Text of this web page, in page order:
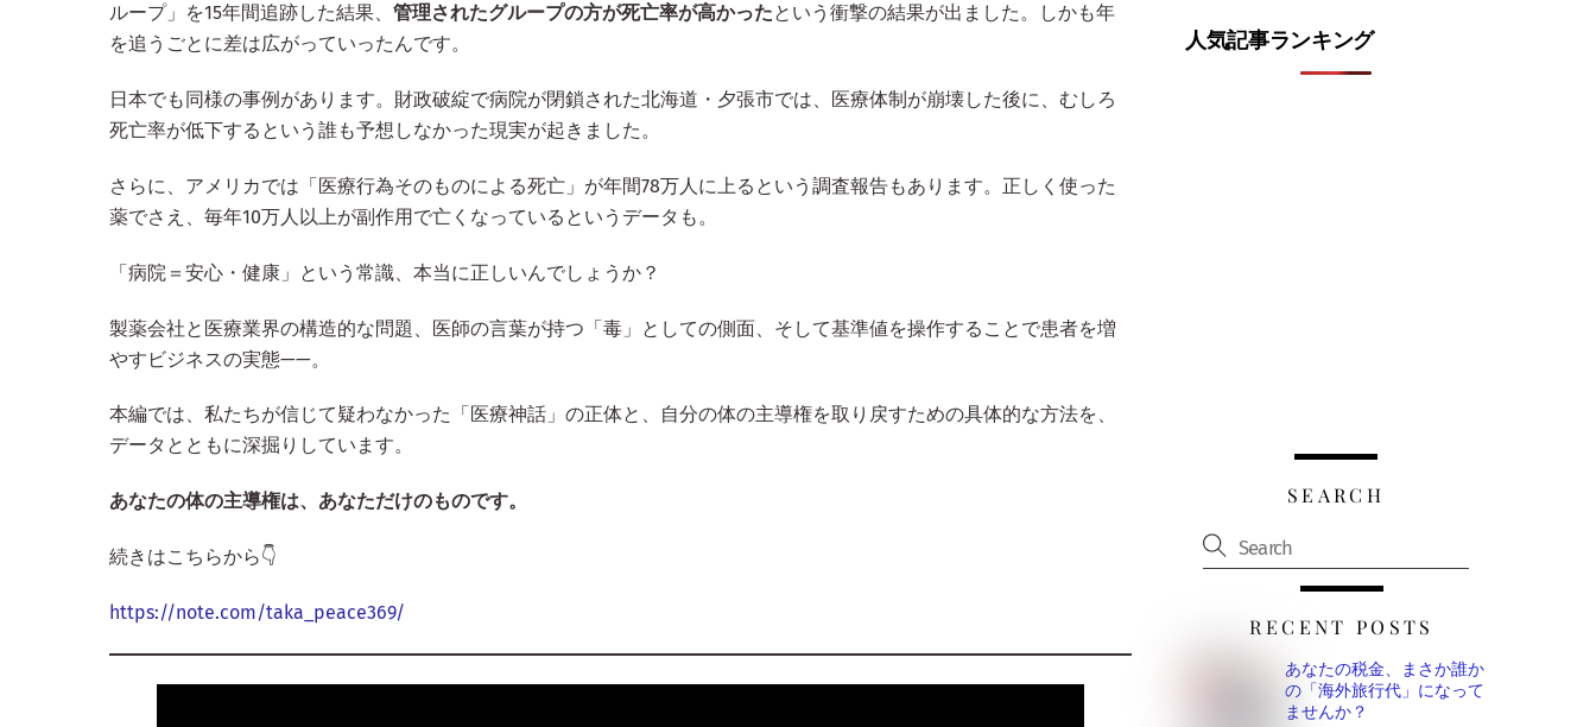
ループ」を15年間追跡した結果、 管理されたグループの方が死亡率が高かったという衝撃の結果が出ました。しかも年
を追うごとに差は広がっていったんです。
日本でも同様の事例があります。財政破綻で病院が閉鎖された北海道・夕張市では、医療体制が崩壊した後に、むしろ
死亡率が低下するという誰も予想しなかった現実が起きました。
さらに、アメリカでは「医療行為そのものによる死亡」が年間78万人に上るという調査報告もあります。正しく使った
薬でさえ、毎年10万人以上が副作用で亡くなっているというデータも。
「病院＝安心・健康」という常識、本当に正しいんでしょうか？
製薬会社と医療業界の構造的な問題、医師の言葉が持つ「毒」としての側面、そして基準値を操作することで患者を増
やすビジネスの実態——。
本編では、私たちが信じて疑わなかった「医療神話」の正体と、自分の体の主導権を取り戻すための具体的な方法を、
データとともに深掘りしています。
あなたの体の主導権は、あなただけのものです。
続きはこちらから👇
https://note.com/taka_peace369/
人気記事ランキング
SEARCH
RECENT POSTS
あなたの税金、まさか誰か
の「海外旅行代」になって
ませんか？